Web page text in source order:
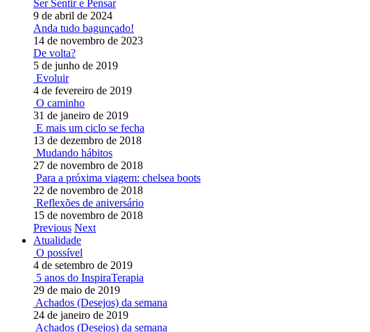
Ser Sentir e Pensar
9 de abril de 2024
Anda tudo bagunçado!
14 de novembro de 2023
De volta?
5 de junho de 2019
Evoluir
4 de fevereiro de 2019
O caminho
31 de janeiro de 2019
E mais um ciclo se fecha
13 de dezembro de 2018
Mudando hábitos
27 de novembro de 2018
Para a próxima viagem: chelsea boots
22 de novembro de 2018
Reflexões de aniversário
15 de novembro de 2018
Previous Next
Atualidade
O possível
4 de setembro de 2019
5 anos do InspiraTerapia
29 de maio de 2019
Achados (Desejos) da semana
24 de janeiro de 2019
Achados (Desejos) da semana